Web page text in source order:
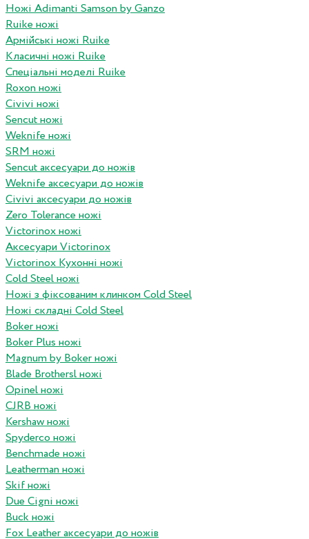
Ножі Adimanti Samson by Ganzo
Ruike ножі
Армійські ножі Ruike
Класичні ножі Ruike
Спеціальні моделі Ruike
Roxon ножi
Civivi ножі
Sencut ножі
Weknife ножі
SRM ножі
Sencut аксесуари до ножів
Weknife аксесуари до ножів
Civivi аксесуари до ножів
Zero Tolerance ножі
Victorinox ножі
Аксесуари Victorinox
Victorinox Кухонні ножі
Cold Steel ножі
Ножі з фіксованим клинком Cold Steel
Ножі складні Cold Steel
Boker ножі
Boker Plus ножі
Magnum by Boker ножі
Blade Brothersl ножі
Opinel ножі
CJRB ножі
Kershaw ножі
Spyderco ножі
Benchmade ножі
Leatherman ножі
Skif ножі
Due Cigni ножі
Buck ножі
Fox Leather аксесуари до ножів